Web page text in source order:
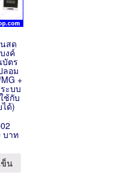
สด
งค์
บัตร
ลอม
+
ะบบ
ช้กับ
ด้)
บาท
ข็น